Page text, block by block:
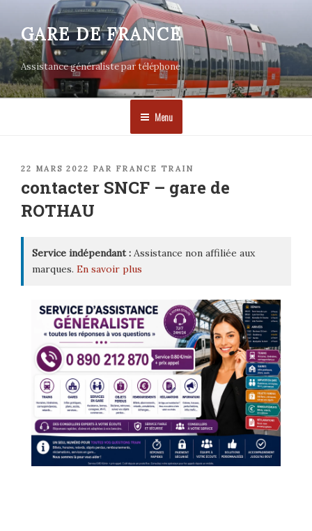
contenu
principal
GARE DE FRANCE
Assistance généraliste par téléphone
Menu
PUBLIÉ
22 MARS 2022 PAR FRANCE TRAIN
contacter SNCF – gare de
ROTHAU
Service indépendant : Assistance non affiliée aux
marques. En savoir plus